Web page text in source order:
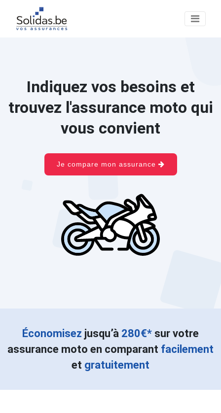
Indiquez vos besoins et
trouvez l'assurance moto qui
vous convient
Je compare mon assurance
Économisez jusqu’à 280€* sur votre
assurance moto en comparant facilement
et gratuitement